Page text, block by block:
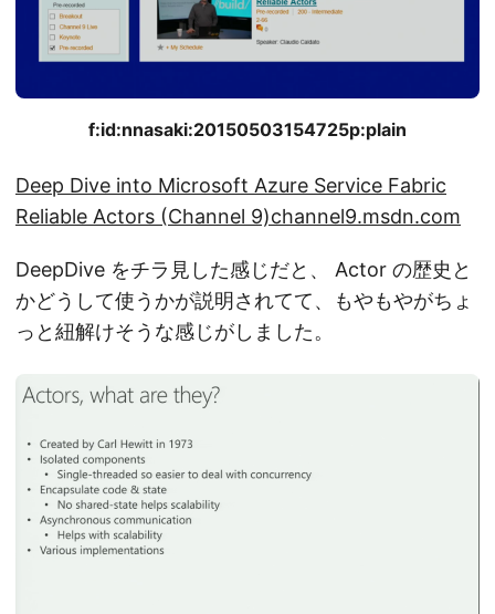
f:id:nnasaki:20150503154725p:plain
Deep Dive into Microsoft Azure Service Fabric
Reliable Actors (Channel 9)channel9.msdn.com
DeepDive をチラ見した感じだと、 Actor の歴史と
かどうして使うかが説明されてて、もやもやがちょ
っと紐解けそうな感じがしました。